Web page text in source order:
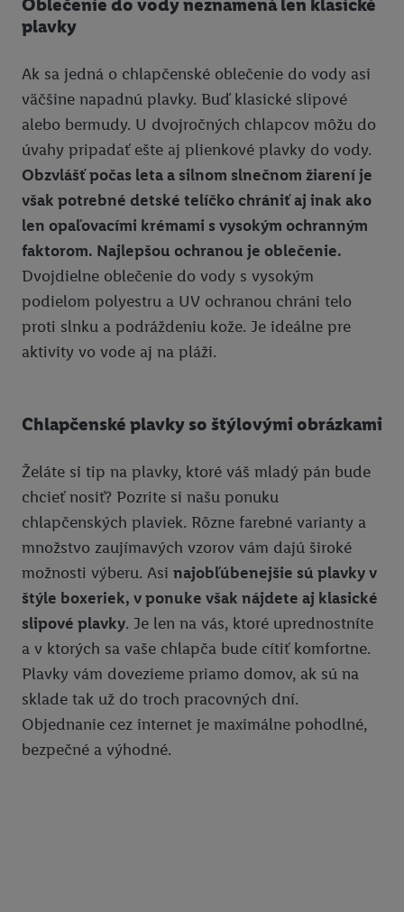
Oblečenie do vody neznamená len klasické
plavky
Ak sa jedná o chlapčenské oblečenie do vody asi
väčšine napadnú plavky. Buď klasické slipové
alebo bermudy. U dvojročných chlapcov môžu do
úvahy pripadať ešte aj plienkové plavky do vody.
Obzvlášť počas leta a silnom slnečnom žiarení je
však potrebné detské telíčko chrániť aj inak ako
len opaľovacími krémami s vysokým ochranným
faktorom. Najlepšou ochranou je oblečenie.
Dvojdielne oblečenie do vody s vysokým
podielom polyestru a UV ochranou chráni telo
proti slnku a podráždeniu kože. Je ideálne pre
aktivity vo vode aj na pláži.
Chlapčenské plavky so štýlovými obrázkami
Želáte si tip na plavky, ktoré váš mladý pán bude
chcieť nosiť? Pozrite si našu ponuku
chlapčenských plaviek. Rôzne farebné varianty a
množstvo zaujímavých vzorov vám dajú široké
možnosti výberu. Asi najobľúbenejšie sú plavky v
štýle boxeriek, v ponuke však nájdete aj klasické
slipové plavky. Je len na vás, ktoré uprednostníte
a v ktorých sa vaše chlapča bude cítiť komfortne.
Plavky vám dovezieme priamo domov, ak sú na
sklade tak už do troch pracovných dní.
Objednanie cez internet je maximálne pohodlné,
bezpečné a výhodné.
Ak s tým súhlasíte, reklamy v súvislosti s retargetingom, t. j.
reklamy na produkty, o ktoré ste prejavili záujem (napr.
obchode, ale nie jeho zakúpením), sa môžu zobrazovať aj na
rôznych zariadeniach a v rôznych službách spoločnosti Lidl ak
vám možno priradiť niekoľko koncových zariadení alebo
používanie viacerých služieb spoločnosti Lidl, pomocou vašej
hashovanej e-mailovej adresy a prípadne ďalších
identifikátorov/identifikátorov, ktoré má spoločnosť Criteo SA k
dispozícii.
V časti "Prispôsobiť" môžete povoliť jednotlivé účely a nájsť
ďalšie informácie o podmienkach spracúvania osobných
údajov.
Kliknutím na možnosť "Odmietnuť" môžete povoliť iba
používanie potrebných technológií. Kliknutím na "Súhlasím"
vyjadríte súhlas so spracúvaním na všetky vyššie uvedené účely.
Ďalšie informácie vrátane informácií o dobe uchovávania
údajov.Imprint nájdete tu.